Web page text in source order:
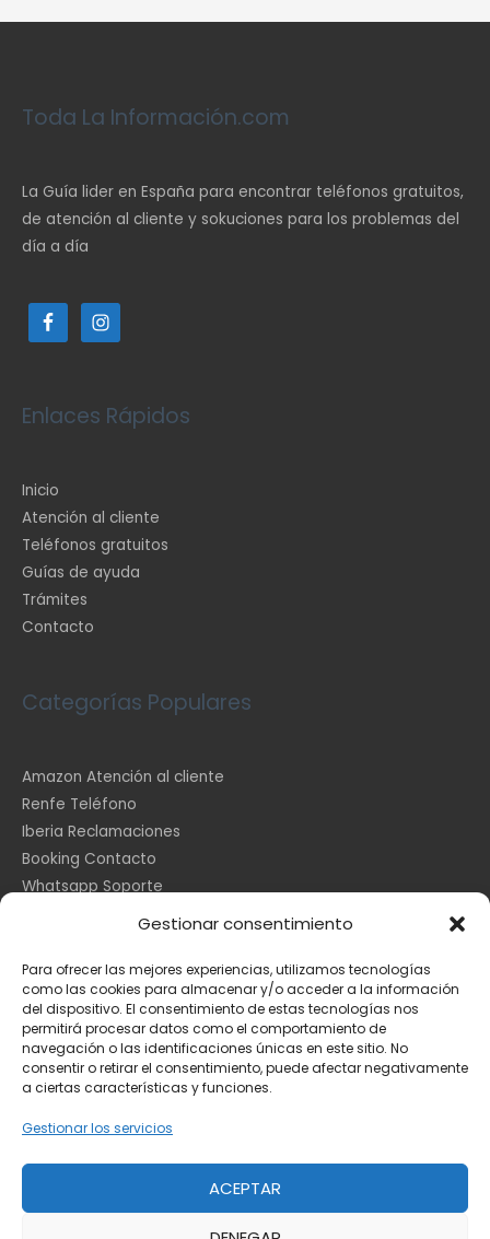
Gestionar consentimiento
Para ofrecer las mejores experiencias, utilizamos tecnologías
como las cookies para almacenar y/o acceder a la información
del dispositivo. El consentimiento de estas tecnologías nos
permitirá procesar datos como el comportamiento de
navegación o las identificaciones únicas en este sitio. No
consentir o retirar el consentimiento, puede afectar negativamente
a ciertas características y funciones.
Gestionar los servicios
ACEPTAR
Toda La Información.com
La Guía lider en España para encontrar teléfonos gratuitos,
de atención al cliente y sokuciones para los problemas del
día a día
Enlaces Rápidos
Inicio
Atención al cliente
Teléfonos gratuitos
Guías de ayuda
Trámites
Contacto
Categorías Populares
Amazon Atención al cliente
Renfe Teléfono
Iberia Reclamaciones
Booking Contacto
Whatsapp Soporte
Información Legal
Aviso Legal